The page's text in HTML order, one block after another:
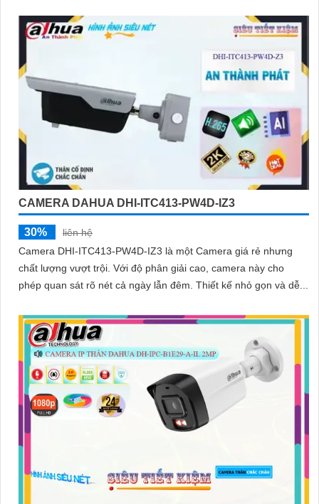
CAMERA DAHUA DHI-ITC413-PW4D-IZ3
30%
liên hệ
Camera DHI-ITC413-PW4D-IZ3 là một Camera giá rẻ nhưng
chất lượng vượt trội. Với độ phân giải cao, camera này cho
phép quan sát rõ nét cả ngày lẫn đêm. Thiết kế nhỏ gọn và dễ...